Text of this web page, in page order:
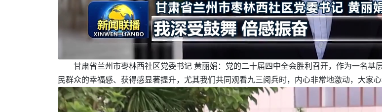
甘肃省兰州市枣林西社区党委书记 黄丽娟：党的二十届四中全会胜利召开，作为一名基
民群众的幸福感、获得感显著提升，尤其我们共同观看九三阅兵时，内心非常地激动，大家